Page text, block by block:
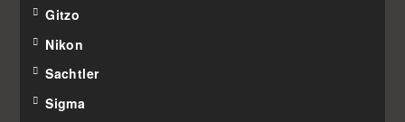
Gitzo
Nikon
Sachtler
Sigma